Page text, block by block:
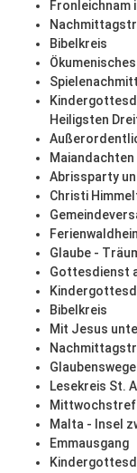
Fronleichnam
Bibelkreis
Heiligsten
Maiandachten
Abrissparty
Christi
Glaube -
Gottesdienst
Bibelkreis
Mit Jesus
Glaubenswege
Lesekreis St.
Malta - Insel
Emmausgang